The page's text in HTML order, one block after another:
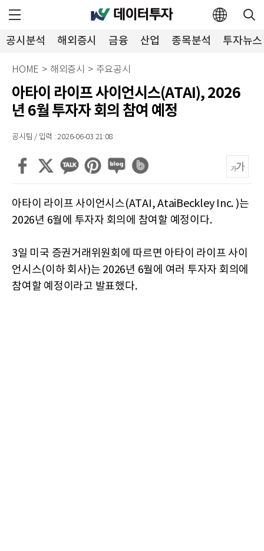
공시분석 해외증시 금융 산업 종목분석 투자뉴스
HOME > 해외증시 > 주요공시
아타이 라이프 사이언시스(ATAI), 2026
년 6월 투자자 회의 참여 예정
공시팀 / 입력 : 2026-06-03 21:08
아타이 라이프 사이언시스(ATAI, AtaiBeckley Inc. )는
2026년 6월에 투자자 회의에 참여할 예정이다.
3일 미국 증권거래위원회에 따르면 아타이 라이프 사이
언시스(이하 회사)는 2026년 6월에 여러 투자자 회의에
참여할 예정이라고 발표했다.